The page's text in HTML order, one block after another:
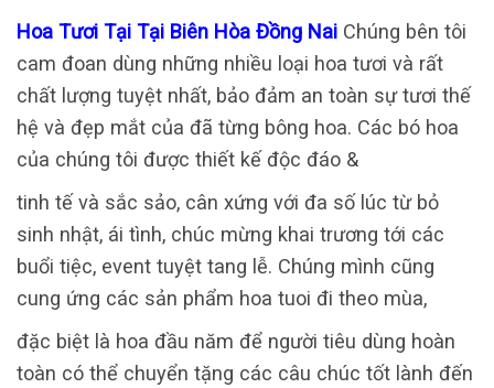
Hoa Tươi Tại Tại Biên Hòa Đồng Nai Chúng bên tôi
cam đoan dùng những nhiều loại hoa tươi và rất
chất lượng tuyệt nhất, bảo đảm an toàn sự tươi thế
hệ và đẹp mắt của đã từng bông hoa. Các bó hoa
của chúng tôi được thiết kế độc đáo &
tinh tế và sắc sảo, cân xứng với đa số lúc từ bỏ
sinh nhật, ái tình, chúc mừng khai trương tới các
buổi tiệc, event tuyệt tang lễ. Chúng mình cũng
cung ứng các sản phẩm hoa tuoi đi theo mùa,
đặc biệt là hoa đầu năm để người tiêu dùng hoàn
toàn có thể chuyển tặng các câu chúc tốt lành đến